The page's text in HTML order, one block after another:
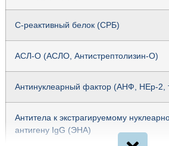
С-реактивный белок (СРБ)
АСЛ-О (АСЛО, Антистрептолизин-О)
Антинуклеарный фактор (АНФ, HEp-2,
Антитела к экстрагируемому
антигену IgG (ЭНА)